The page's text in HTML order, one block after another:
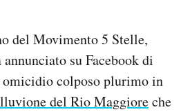
del Movimento 5 Stelle,
su Facebook di
omicidio colposo plurimo in
del Rio Maggioreche